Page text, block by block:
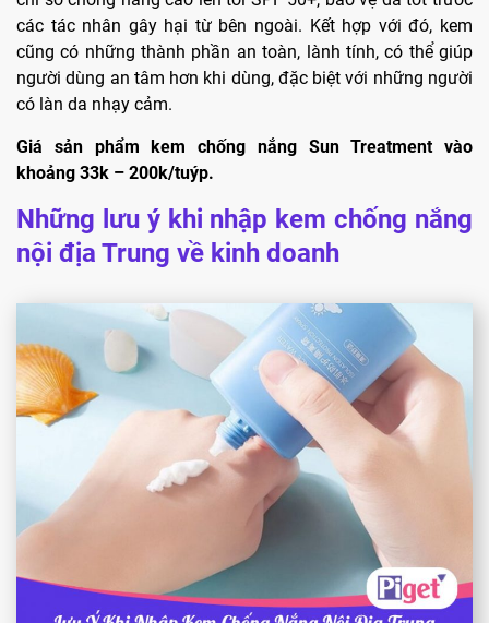
các tác nhân gây hại từ bên ngoài. Kết hợp với đó, kem
cũng có những thành phần an toàn, lành tính, có thể giúp
người dùng an tâm hơn khi dùng, đặc biệt với những người
có làn da nhạy cảm.
Giá sản phẩm kem chống nắng Sun Treatment vào
khoảng 33k – 200k/tuýp.
Những lưu ý khi nhập kem chống nắng
nội địa Trung về kinh doanh